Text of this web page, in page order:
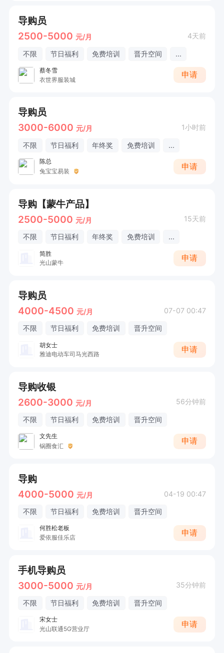
导购员
2500-5000 元/月 4天前
不限 节日福利 免费培训 晋升空间 ...
蔡冬雪
衣世界服装城
申请
导购员
3000-6000 元/月 1小时前
不限 节日福利 年终奖 免费培训 ...
陈总
兔宝宝易装
申请
导购【蒙牛产品】
2500-5000 元/月 15天前
不限 节日福利 年终奖 免费培训 ...
简胜
光山蒙牛
申请
导购员
4000-4500 元/月 07-07 00:47
不限 节日福利 免费培训 晋升空间
胡女士
雅迪电动车司马光西路
申请
导购收银
2600-3000 元/月 56分钟前
不限 节日福利 免费培训 晋升空间
文先生
锅圈食汇
申请
导购
4000-5000 元/月 04-19 00:47
不限 节日福利 免费培训 晋升空间
何胜松老板
爱依服佳乐店
申请
手机导购员
3000-5000 元/月 35分钟前
不限 节日福利 免费培训 晋升空间
宋女士
光山联通5G营业厅
申请